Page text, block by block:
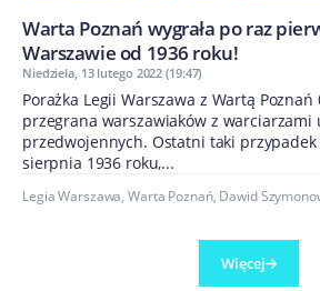
Warta Poznań wygrała po raz
Warszawie od 1936 roku!
Niedziela, 13 lutego 2022 (19:47)
Porażka Legii Warszawa z Wartą
przegrana warszawiaków z warciarzami
przedwojennych. Ostatni taki przypadek
sierpnia 1936 roku,...
Legia Warszawa,Warta Poznań, Dawid
Więcej